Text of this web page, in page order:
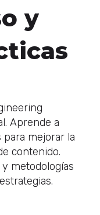
y
Aprende a
mejorar la
contenido.
metodologías